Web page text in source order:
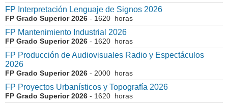
FP Interpretación Lenguaje de Signos 2026
FP Grado Superior 2026 - 1620 horas
FP Mantenimiento Industrial 2026
FP Grado Superior 2026 - 1620 horas
FP Producción de Audiovisuales Radio y Espectáculos
2026
FP Grado Superior 2026 - 2000 horas
FP Proyectos Urbanísticos y Topografía 2026
FP Grado Superior 2026 - 1620 horas